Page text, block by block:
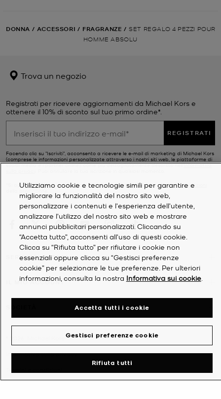
DONNA / ACCESSORI / FRAGRANZE / SET REGALO 4 PEZZI POUR
HOMME ABSOLU
Trova un negozio
Registrati per ricevere aggiornamenti da Michael Kors e
ottenere il 10% di sconto sul tuo primo ordine*.
REGISTRATI
Facendo clic su "Iscriviti", acconsento a ricevere le e-mail di marketing di Michael Kors
(comprese le informazioni personalizzate attraverso i nostri siti web, le piattaforme di
social media e i partner online), come più dettagliatamente descritto nell’Informativa
*Si applicano Termini e condizioni. Per ulteriori dettagli, vedere iTermini e condizioni
SERVIZIO CLIENTI
IL MIO ACCOUNT
Informativa sulla privacy
Utilizziamo cookie e tecnologie simili per garantire e
migliorare la funzionalità del nostro sito web,
personalizzare i contenuti e l'esperienza dell'utente,
analizzare l'utilizzo del nostro sito web e mostrare
annunci pubblicitari personalizzati. Cliccando su
“Accetta tutto”, acconsenti all'uso di questi cookie.
Clicca su “Rifiuta tutto” per rifiutare i cookie non
essenziali oppure clicca su “Gestisci preferenze
cookie” per selezionare le tue preferenze. Per ulteriori
informazioni, consulta la nostra Informativa sui cookie.
Gestisci preferenze cookie
Rifiuta tutti
Accetta tutti i cookie